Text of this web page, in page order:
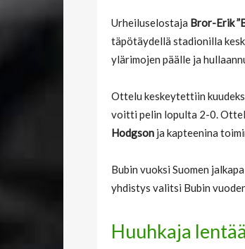
Urheiluselostaja Bror-Erik
täpötäydellä stadionilla
ylärimojen päälle ja
Ottelu keskeytettiin
voitti pelin lopulta 2-0.
Hodgson ja kapteenina
Bubin vuoksi Suomen
yhdistys valitsi Bubin
Huuhkaja